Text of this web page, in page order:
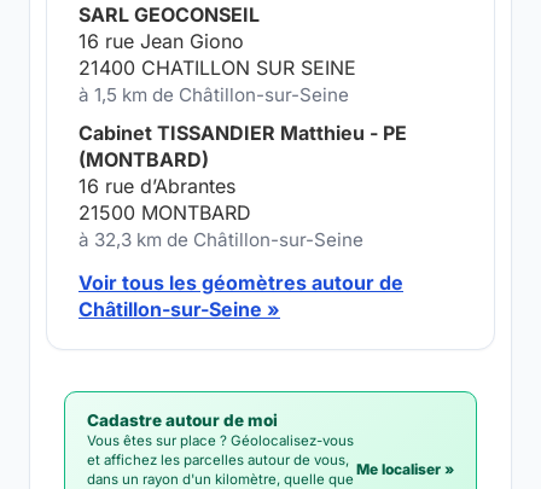
SARL GEOCONSEIL
16 rue Jean Giono
21400 CHATILLON SUR SEINE
à 1,5 km de Châtillon-sur-Seine
Cabinet TISSANDIER Matthieu - PE
(MONTBARD)
16 rue d’Abrantes
21500 MONTBARD
à 32,3 km de Châtillon-sur-Seine
Voir tous les géomètres autour de
Châtillon-sur-Seine »
Cadastre autour de moi
Vous êtes sur place ? Géolocalisez-vous
et affichez les parcelles autour de vous,
dans un rayon d'un kilomètre, quelle que
Me localiser »